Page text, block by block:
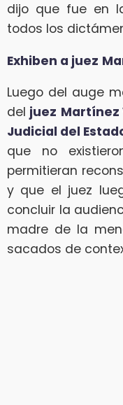
dijo que fue en
todos los
Exhiben a juez
Luego del auge
del juez Martínez
Judicial del
que no
permitieran
y que el juez
concluir la
madre de la
sacados de